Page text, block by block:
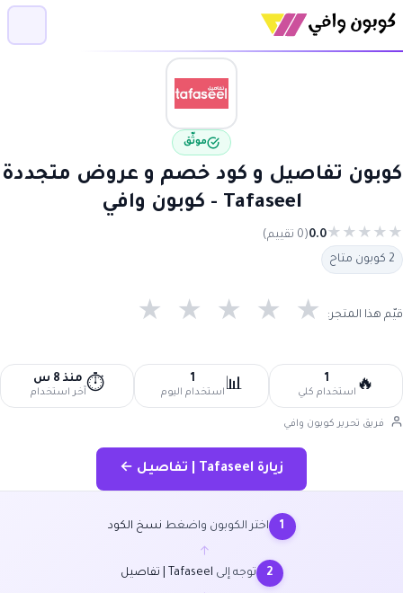
موثّق
كوبون تفاصيل و كود خصم و عروض متجددة
Tafaseel - كوبون وافي
★
★
★
★
★
0.0(0 تقييم)
2 كوبون متاح
قيّم هذا المتجر: ★ ★ ★ ★ ★
🔥
1
استخدام كلي 📊
1
استخدام اليوم ⏱️ منذ 8 س
آخر استخدام
فريق تحرير كوبون وافي
زيارة Tafaseel | تفاصيل ←
1 اختر الكوبون واضغط نسخ الكود
←
2 توجه إلى Tafaseel | تفاصيل